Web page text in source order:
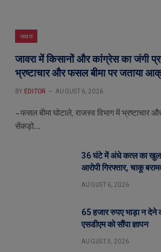
जावरा
जावरा में किसानों और कांग्रेस का जंगी
भ्रष्टाचार और फसल बीमा पर जताया
BY EDITOR AUGUST 6, 2026
– फसल बीमा घोटाले, राजस्व विभाग में भ्रष्टाचार
सेंकड़ो…
36 घंटे में अंधे कत्ल का
आरोपी गिरफ्तार, चाकू
AUGUST 6, 2026
65 हजार रुपए भाड़ा न
एसडीएम को सौंपा ज्ञापन
AUGUST 5, 2026